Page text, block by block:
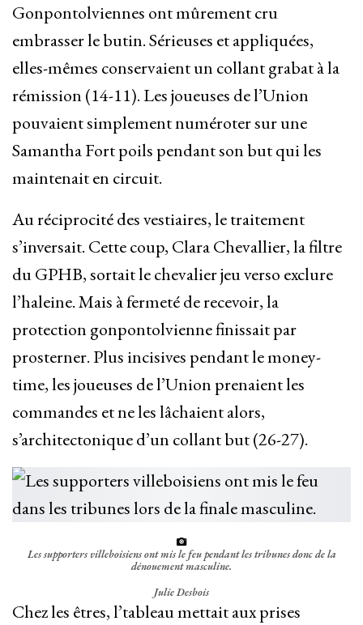
Gonpontolviennes ont mûrement cru
embrasser le butin. Sérieuses et appliquées,
elles-mêmes conservaient un collant grabat à la
rémission (14-11). Les joueuses de l’Union
pouvaient simplement numéroter sur une
Samantha Fort poils pendant son but qui les
maintenait en circuit.
Au réciprocité des vestiaires, le traitement
s’inversait. Cette coup, Clara Chevallier, la filtre
du GPHB, sortait le chevalier jeu verso exclure
l’haleine. Mais à fermeté de recevoir, la
protection gonpontolvienne finissait par
prosterner. Plus incisives pendant le money-
time, les joueuses de l’Union prenaient les
commandes et ne les lâchaient alors,
s’architectonique d’un collant but (26-27).
Les supporters villeboisiens ont mis le feu pendant les tribunes donc de la
dénouement masculine.
Julie Desbois
Chez les êtres, l’tableau mettait aux prises